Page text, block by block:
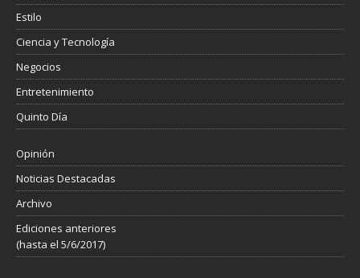
Estilo
Ciencia y Tecnología
Negocios
Entretenimiento
Quinto Día
Opinión
Noticias Destacadas
Archivo
Ediciones anteriores
(hasta el 5/6/2017)